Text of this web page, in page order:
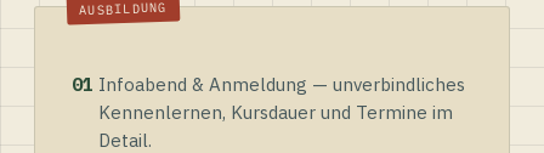
01 Infoabend & Anmeldung — unverbindliches
Kennenlernen, Kursdauer und Termine im
Detail.